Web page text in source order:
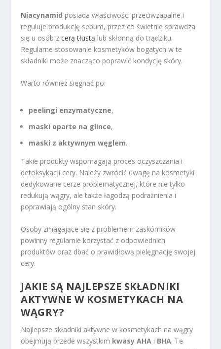
Niacynamid posiada właściwości przeciwzapalne i
reguluje produkcję sebum, przez co świetnie sprawdza
się u osób zcerą tłustą lub skłonną do trądziku.
Regularne stosowanie kosmetyków bogatych w te
składniki może znacząco poprawić kondycję skóry.
Warto również sięgnąć po:
peelingi enzymatyczne,
maski oparte na glince,
maski z aktywnym węglem.
Takie produkty wspomagają proces oczyszczania i
detoksykacji cery. Należy zwrócić uwagę na kosmetyki
dedykowane cerze problematycznej, które nie tylko
redukują wągry, ale także łagodzą podrażnienia i
poprawiają ogólny stan skóry.
Osoby zmagające się z problemem zaskórników
powinny regularnie korzystać z odpowiednich
produktów oraz dbać o prawidłową pielęgnację swojej
cery.
JAKIE SĄ NAJLEPSZE SKŁADNIKI
AKTYWNE W KOSMETYKACH NA
WĄGRY?
Najlepsze składniki aktywne w kosmetykach na wągry
obejmują przede wszystkim kwasy AHA i BHA. Te